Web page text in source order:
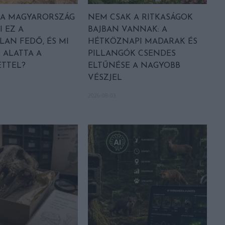
MAGYARORSZÁG
EZ A
FEDŐ, ÉS MI
ALATTA A
NEM CSAK A RITKASÁGOK
BAJBAN VANNAK: A
HÉTKÖZNAPI MADARAK ÉS
PILLANGÓK CSENDES
ELTŰNÉSE A NAGYOBB
VÉSZJEL